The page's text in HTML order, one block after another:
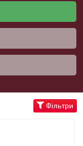
Фільтри